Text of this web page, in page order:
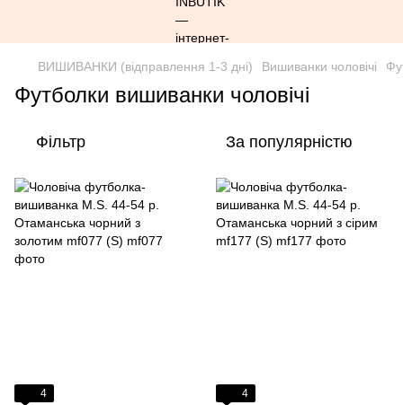
ВИШИВАНКИ (відправлення 1-3 дні) Вишиванки чоловічі
Футболки вишиванки чоловічі
Фільтр За популярністю
4
4